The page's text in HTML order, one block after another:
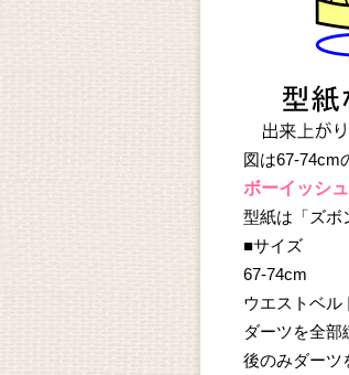
図は67-74cm
ボーイッシ
型紙は「ズボ
■サイズ
67-74cm
ウエストベル
ダーツを全部
後のみダーツ